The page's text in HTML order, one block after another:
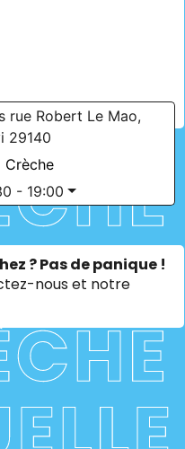
rue Robert Le Mao,
29140
Crèche
- 19:00
? Pas de panique !
nous et notre